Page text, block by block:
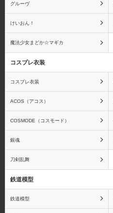
アクエリオンEVOL
アズールレーン
グルーヴ
けいおん！
魔法少女まどか☆マギカ
コスプレ衣装
コスプレ衣装
ACOS（アコス）
COSMODE（コスモード）
銀魂
刀剣乱舞
鉄道模型
鉄道模型